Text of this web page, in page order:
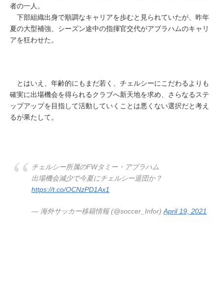
者の一人。
下部組織出身で順調なキャリアを歩むと見られていたが、昨年
夏の大型補強、シーズン途中の指揮官交代がアブラハムのキャリ
アを狂わせた。
とはいえ、年齢的にもまだ若く、チェルシーにこだわるよりも
確実に出場機会を得られるクラブへ新天地を求め、さらなるステ
ップアップを目指して活動していくことは悪くない選択だと考え
るが果たして。
チェルシー所属のFWタミー・アブラハム
出場機会減少で今夏にチェルシー退団か？
https://t.co/OCNzPD1Ax1
— 海外サッカー移籍情報 (@soccer_Infor) April 19, 2021